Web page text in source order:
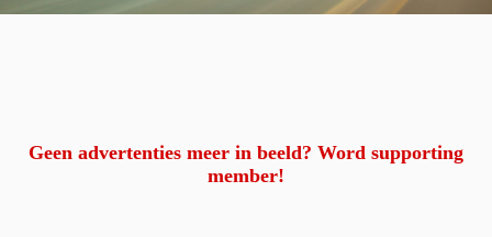
Geen advertenties meer in beeld? Word supporting
member!